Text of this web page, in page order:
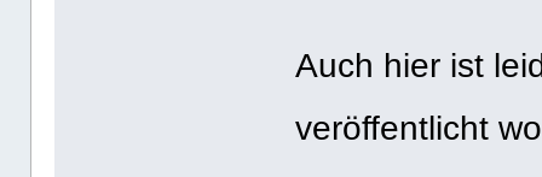
Auch hier ist
veröffentlicht